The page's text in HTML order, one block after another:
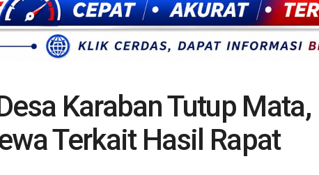
NEWS CEK FAKTA ENTERTAINMENT BREAKING NEWS
Karaban Tutup Mata,
Terkait Hasil Rapat